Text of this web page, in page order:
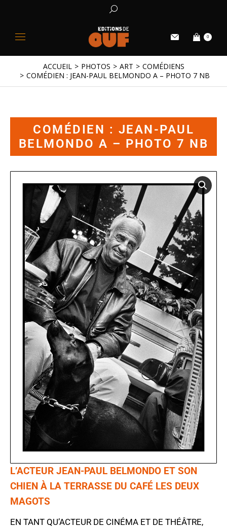
0
Vous êtes ici :
ACCUEIL PHOTOS ART
COMÉDIENS
COMÉDIEN : JEAN-PAUL BELMONDO A – PHOTO 7 NB
COMÉDIEN : JEAN-PAUL
BELMONDO A – PHOTO 7 NB
L’ACTEUR JEAN-PAUL BELMONDO ET SON
CHIEN À LA TERRASSE DU CAFÉ LES DEUX
MAGOTS
EN TANT QU’ACTEUR DE CINÉMA ET DE THÉÂTRE,